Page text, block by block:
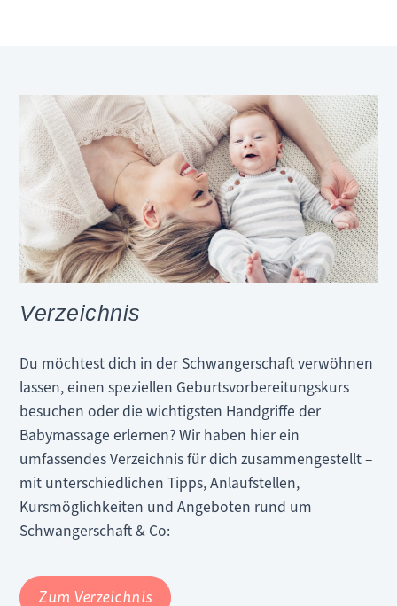
Verzeichnis
Du möchtest dich in der Schwangerschaft verwöhnen
lassen, einen speziellen Geburtsvorbereitungskurs
besuchen oder die wichtigsten Handgriffe der
Babymassage erlernen? Wir haben hier ein
umfassendes Verzeichnis für dich zusammengestellt –
mit unterschiedlichen Tipps, Anlaufstellen,
Kursmöglichkeiten und Angeboten rund um
Schwangerschaft & Co:
Zum Verzeichnis